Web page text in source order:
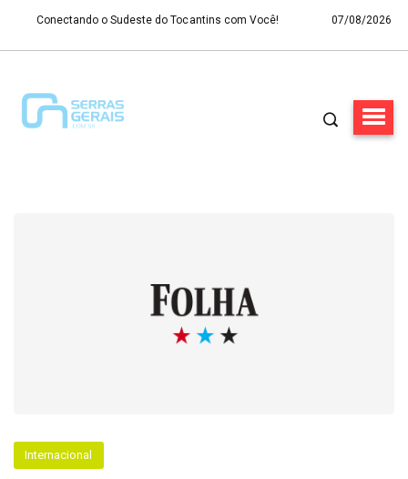
Conectando o Sudeste do Tocantins com Você! 07/08/2026
Internacional